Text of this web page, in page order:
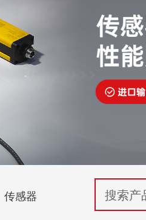
塑料机械行业
建筑机械行业
电商平台
视频中心
常见问题
技术支持
传感器